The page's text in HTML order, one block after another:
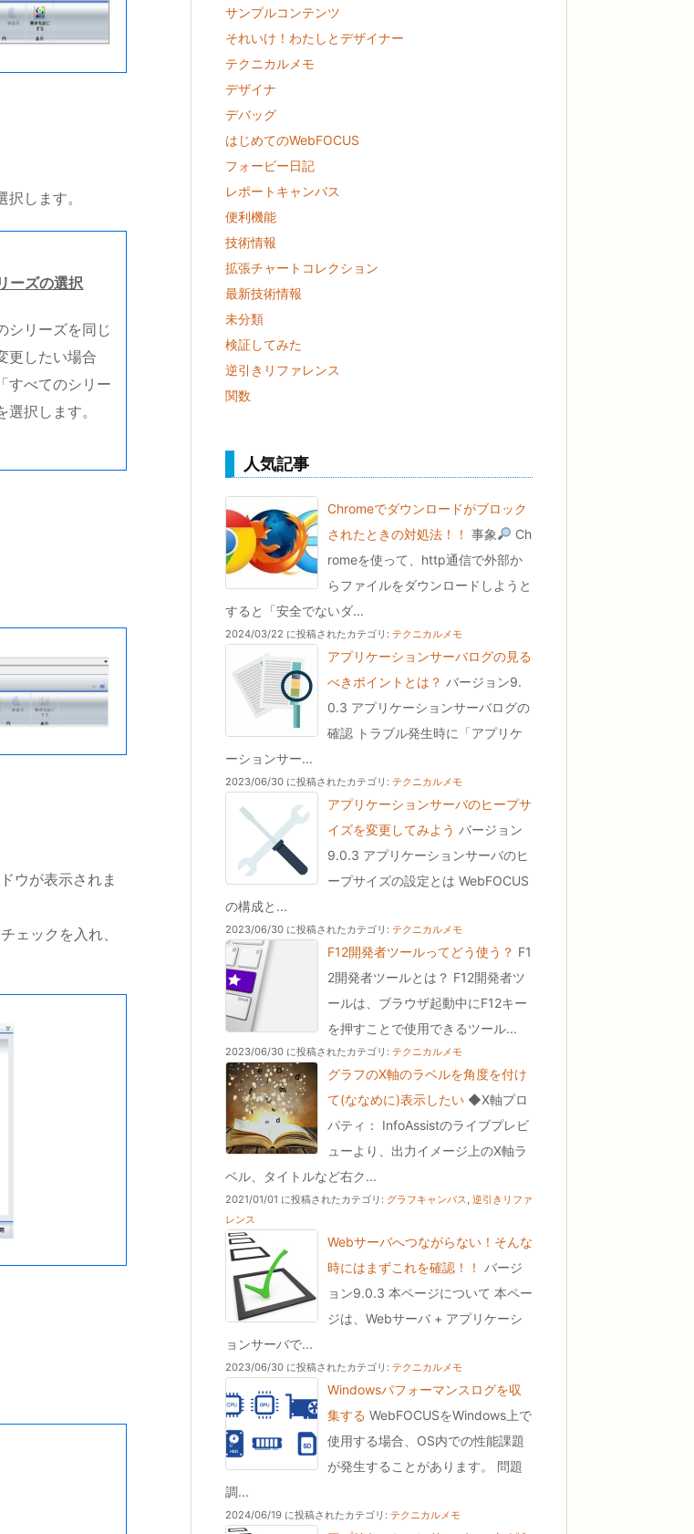
します。
ーズの選択
シリーズを同じ
更したい場合
すべてのシリー
選択します。
ウが表示されま
ェックを入れ、
サンプルコンテンツ
それいけ！わたしとデザイナー
テクニカルメモ
デザイナ
デバッグ
はじめてのWebFOCUS
フォービー日記
レポートキャンバス
便利機能
技術情報
拡張チャートコレクション
最新技術情報
未分類
検証してみた
逆引きリファレンス
関数
人気記事
Chromeでダウンロードがブロック
されたときの対処法！！ 事象
Ch
romeを使って、http通信で外部か
らファイルをダウンロードしようと
すると「安全でないダ...
2024/03/22 に投稿されたカテゴリ: テクニカルメモ
アプリケーションサーバログの見る
べきポイントとは？ バージョン9.
0.3 アプリケーションサーバログの
確認 トラブル発生時に「アプリケ
ーションサー...
2023/06/30 に投稿されたカテゴリ: テクニカルメモ
アプリケーションサーバのヒープサ
イズを変更してみよう バージョン
9.0.3 アプリケーションサーバのヒ
ープサイズの設定とは WebFOCUS
の構成と...
2023/06/30 に投稿されたカテゴリ: テクニカルメモ
F12開発者ツールってどう使う？ F1
2開発者ツールとは？ F12開発者ツ
ールは、ブラウザ起動中にF12キー
を押すことで使用できるツール...
2023/06/30 に投稿されたカテゴリ: テクニカルメモ
グラフのX軸のラベルを角度を付け
て(ななめに)表示したい ◆X軸プロ
パティ： InfoAssistのライブプレビ
ューより、出力イメージ上のX軸ラ
ベル、タイトルなど右ク...
2021/01/01 に投稿されたカテゴリ: グラフキャンバス, 逆引きリファ
レンス
Webサーバへつながらない！そんな
時にはまずこれを確認！！ バージ
ョン9.0.3 本ページについて 本ペー
ジは、Webサーバ + アプリケーシ
ョンサーバで...
2023/06/30 に投稿されたカテゴリ: テクニカルメモ
Windowsパフォーマンスログを収
集する WebFOCUSをWindows上で
使用する場合、OS内での性能課題
が発生することがあります。 問題
調...
2024/06/19 に投稿されたカテゴリ: テクニカルメモ